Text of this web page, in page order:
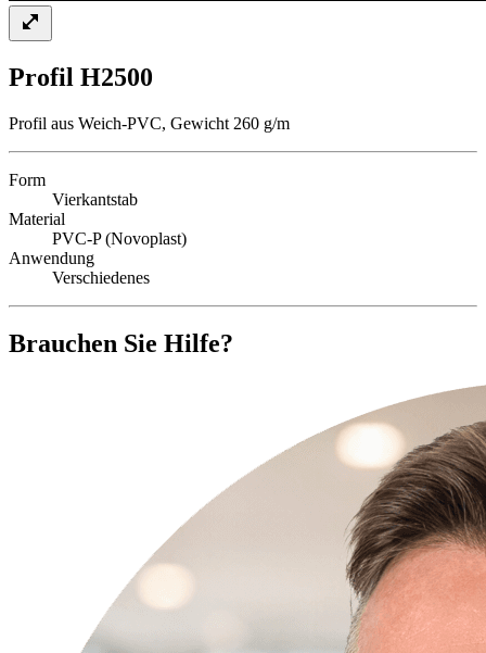
Profil H2500
Profil aus Weich-PVC, Gewicht 260 g/m
Form
Vierkantstab
Material
PVC-P (Novoplast)
Anwendung
Verschiedenes
Brauchen Sie Hilfe?